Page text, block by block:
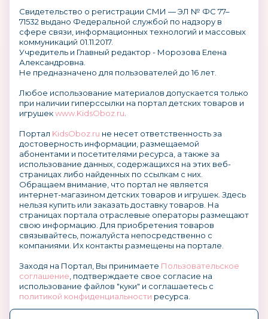
Свидетельство о регистрации СМИ — ЭЛ № ФС 77–
71532 выдано Федеральной службой по надзору в
сфере связи, информационных технологий и массовых
коммуникаций 01.11.2017.
Учредитель и Главный редактор - Морозова Елена
Александровна.
Не предназначено для пользователей до 16 лет.
Любое использование материалов допускается только
при наличии гиперссылки на портал детских товаров и
игрушекwww.KidsOboz.ru
Портал KidsOboz.ru не несет ответственность за
достоверность информации, размещаемой
абонентами и посетителями ресурса, а также за
использование данных, содержащихся на этих веб-
страницах либо найденных по ссылкам с них.
Обращаем внимание, что портал не является
интернет-магазином детских товаров и игрушек. Здесь
нельзя купить или заказать доставку товаров. На
страницах портала отраслевые операторы размещают
свою информацию. Для приобретения товаров
связывайтесь, пожалуйста непосредственно с
компаниями. Их контакты размещены на портале.
Заходя на Портал, Вы принимаете Пользовательское
соглашение , подтверждаете свое согласие на
использование файлов "куки" и соглашаетесь с
политикой конфиденциальности ресурса.